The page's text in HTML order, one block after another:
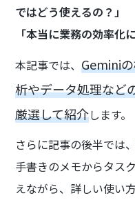
ではどう使えるの？」
「本当に業務の効率化
本記事では、Gemini
析やデータ処理など
厳選して紹介します。
さらに記事の後半では
手書きのメモからタス
えながら、詳しい使い